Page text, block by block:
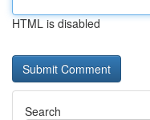
HTML is disabled
Search